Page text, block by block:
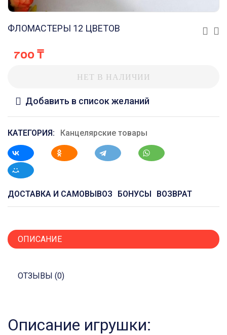
ФЛОМАСТЕРЫ 12 ЦВЕТОВ
700₸
НЕТ В НАЛИЧИИ
Добавить в список желаний
КАТЕГОРИЯ: Канцелярские товары
ДОСТАВКА И САМОВЫВОЗ БОНУСЫ ВОЗВРАТ
ОПИСАНИЕ
ОТЗЫВЫ (0)
Описание игрушки: